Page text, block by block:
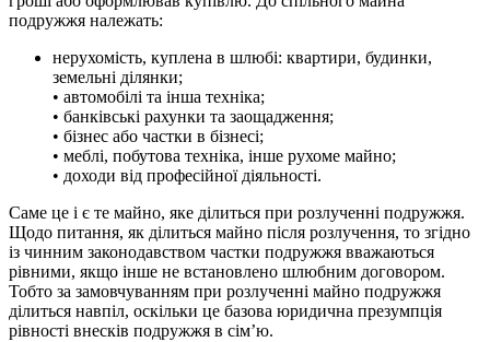
подружжя належать:
нерухомість, куплена в шлюбі: квартири, будинки,
земельні ділянки;
• автомобілі та інша техніка;
• банківські рахунки та заощадження;
• бізнес або частки в бізнесі;
• меблі, побутова техніка, інше рухоме майно;
• доходи від професійної діяльності.
Саме це і є те майно, яке ділиться при розлученні подружжя.
Щодо питання, як ділиться майно після розлучення, то згідно
із чинним законодавством частки подружжя вважаються
рівними, якщо інше не встановлено шлюбним договором.
Тобто за замовчуванням при розлученні майно подружжя
ділиться навпіл, оскільки це базова юридична презумпція
рівності внесків подружжя в сім’ю.